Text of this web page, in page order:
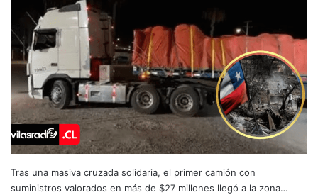
Tras una masiva cruzada solidaria, el primer camión con
suministros valorados en más de $27 millones llegó a la zona…